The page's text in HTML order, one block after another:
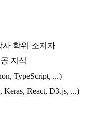
사 학위 소지자
지식
TypeScript, ...)
React, D3.js, ...)